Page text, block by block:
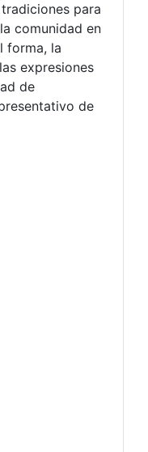
para
comunidad en
forma, la
expresiones
de
de